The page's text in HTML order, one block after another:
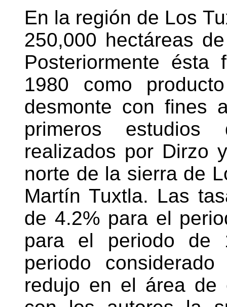
En la región de Los
250,000 hectáreas
Posteriormente
1980 como
desmonte con fines
primeros estudios
realizados por Dirzo
norte de la sierra de
Martín Tuxtla. Las
de 4.2% para el
para el periodo de
periodo
redujo en el área de